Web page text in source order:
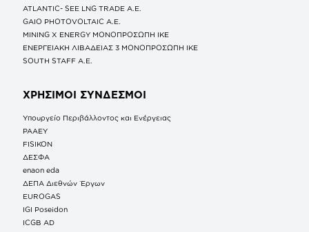
ATLANTIC- SEE LNG TRADE A.E.
GAIO PHOTOVOLTAIC Α.Ε.
MINING X ENERGY ΜΟΝΟΠΡΟΣΩΠΗ ΙΚΕ
ΕΝΕΡΓΕΙΑΚΗ ΛΙΒΑΔΕΙΑΣ 3 ΜΟΝΟΠΡΟΣΩΠΗ ΙΚΕ
SOUTH STAFF Α.Ε.
ΧΡΗΣΙΜΟΙ ΣΥΝΔΕΣΜΟΙ
Υπουργείο Περιβάλλοντος και Ενέργειας
ΡΑΑΕΥ
FISIKON
ΔΕΣΦΑ
enaon eda
ΔΕΠΑ Διεθνών Έργων
EUROGAS
IGI Poseidon
ICGB AD